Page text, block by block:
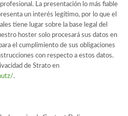
La presentación lo más fiable
un interés legítimo, por lo que el
tiene lugar sobre la base legal del
hoster solo procesará sus datos en
el cumplimiento de sus obligaciones
con respecto a estos datos.
de Strato en
.